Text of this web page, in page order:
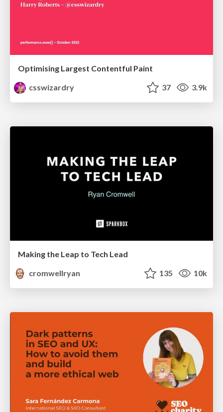
Optimising Largest Contentful Paint
csswizardry
37 3.9k
Making the Leap to Tech Lead
cromwellryan
135 10k